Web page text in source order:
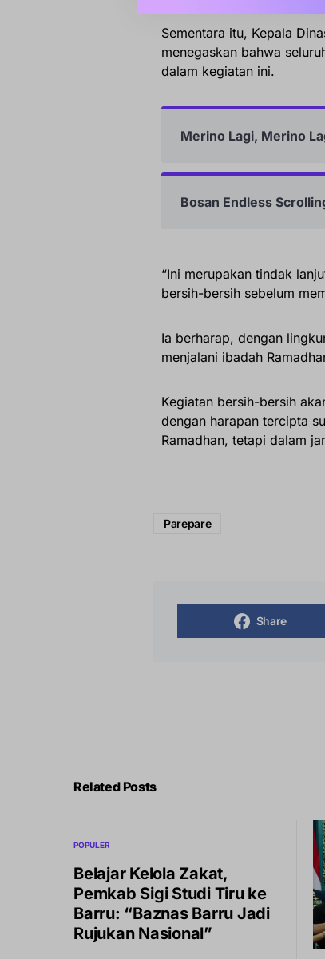
Sementara itu, Kepala
menegaskan bahwa
dalam kegiatan ini.
Merino Lagi, Merino
Bosan Endless
“Ini merupakan tindak
bersih-bersih sebelum
Ia berharap, dengan
menjalani ibadah
Kegiatan bersih-bersih
dengan harapan tercipta
Ramadhan, tetapi dalam
Parepare
Share
Related Posts
POPULER
Belajar Kelola Zakat,
Pemkab Sigi Studi Tiru ke
Barru: “Baznas Barru Jadi
Rujukan Nasional”